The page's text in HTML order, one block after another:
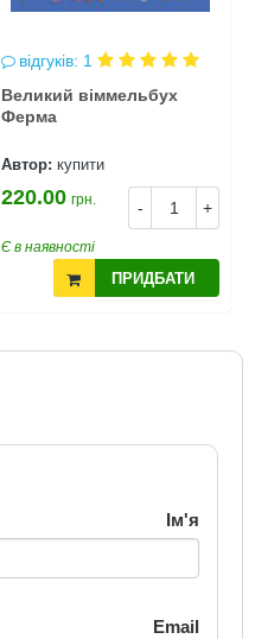
відгуків: 1
Великий віммельбух
Ферма
Автор: купити
- +
220.00 грн.
Є в наявності
ПРИДБАТИ
Ім'я
Email